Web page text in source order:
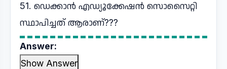
51. ഡെക്കാൻ എഡ്യൂക്കേഷൻ സൊസൈറ്റി
സ്ഥാപിച്ചത് ആരാണ്???
Answer:
Show Answer